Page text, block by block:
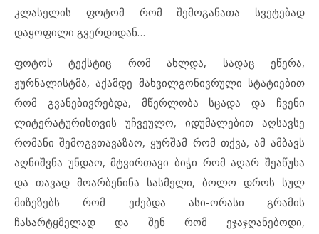
კლასელის ფოტომ რომ შემოგანათა სვეტებად
დაყოფილი გვერდიდან…
ფოტოს ტექსტიც რომ ახლდა, სადაც ეწერა,
ჟურნალისტმა, აქამდე მახვილგონივრული სტატიებით
რომ გვანებივრებდა, მწერლობა სცადა და ჩვენი
ლიტერატურისთვის უჩვეულო, იდუმალებით აღსავსე
რომანი შემოგვთავაზაო, ყურშამ რომ თქვა, ამ ამბავს
აღნიშვნა უნდაო, მტვირთავი ბიჭი რომ აღარ შეაწუხა
და თავად მოარბენინა სასმელი, ბოლო დროს სულ
მიზეზებს რომ ეძებდა ასი-ორასი გრამის
ჩასარტყმელად და შენ რომ ეჯაჯღანებოდი,